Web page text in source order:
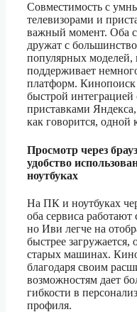
Совместимость с
телевизорами и
важный момент. Оба
дружат с
популярных
поддерживает
платформ. Кинопоиск
быстрой интеграцией
приставками
как говорится, одной
Просмотр через
удобство
ноутбуках
На ПК и ноутбуках
оба сервиса работают
но Иви легче на
быстрее загружается,
старых машинах.
благодаря своим
возможностям дает
гибкости в
профиля.